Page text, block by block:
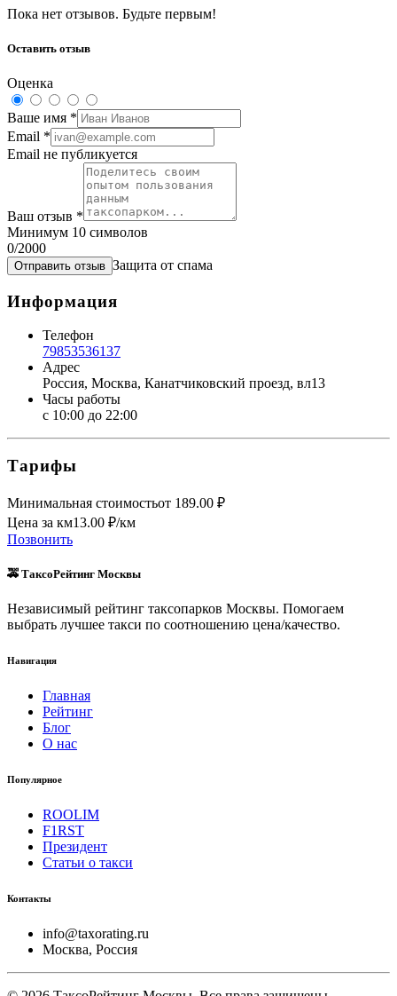
Пока нет отзывов. Будьте первым!
Оставить отзыв
Оценка
Ваше имя *
Email *
Email не публикуется
Ваш отзыв *
Минимум 10 символов
0/2000
Отправить отзыв Защита от спама
Информация
Телефон
79853536137
Адрес
Россия, Москва, Канатчиковский проезд, вл13
Часы работы
с 10:00 до 22:00
Тарифы
Минимальная стоимостьот 189.00 ₽
Цена за км13.00 ₽/км
Позвонить
🚕 ТаксоРейтинг Москвы
Независимый рейтинг таксопарков Москвы. Помогаем
выбрать лучшее такси по соотношению цена/качество.
Навигация
Главная
Рейтинг
Блог
О нас
Популярное
ROOLIM
F1RST
Президент
Статьи о такси
Контакты
info@taxorating.ru
Москва, Россия